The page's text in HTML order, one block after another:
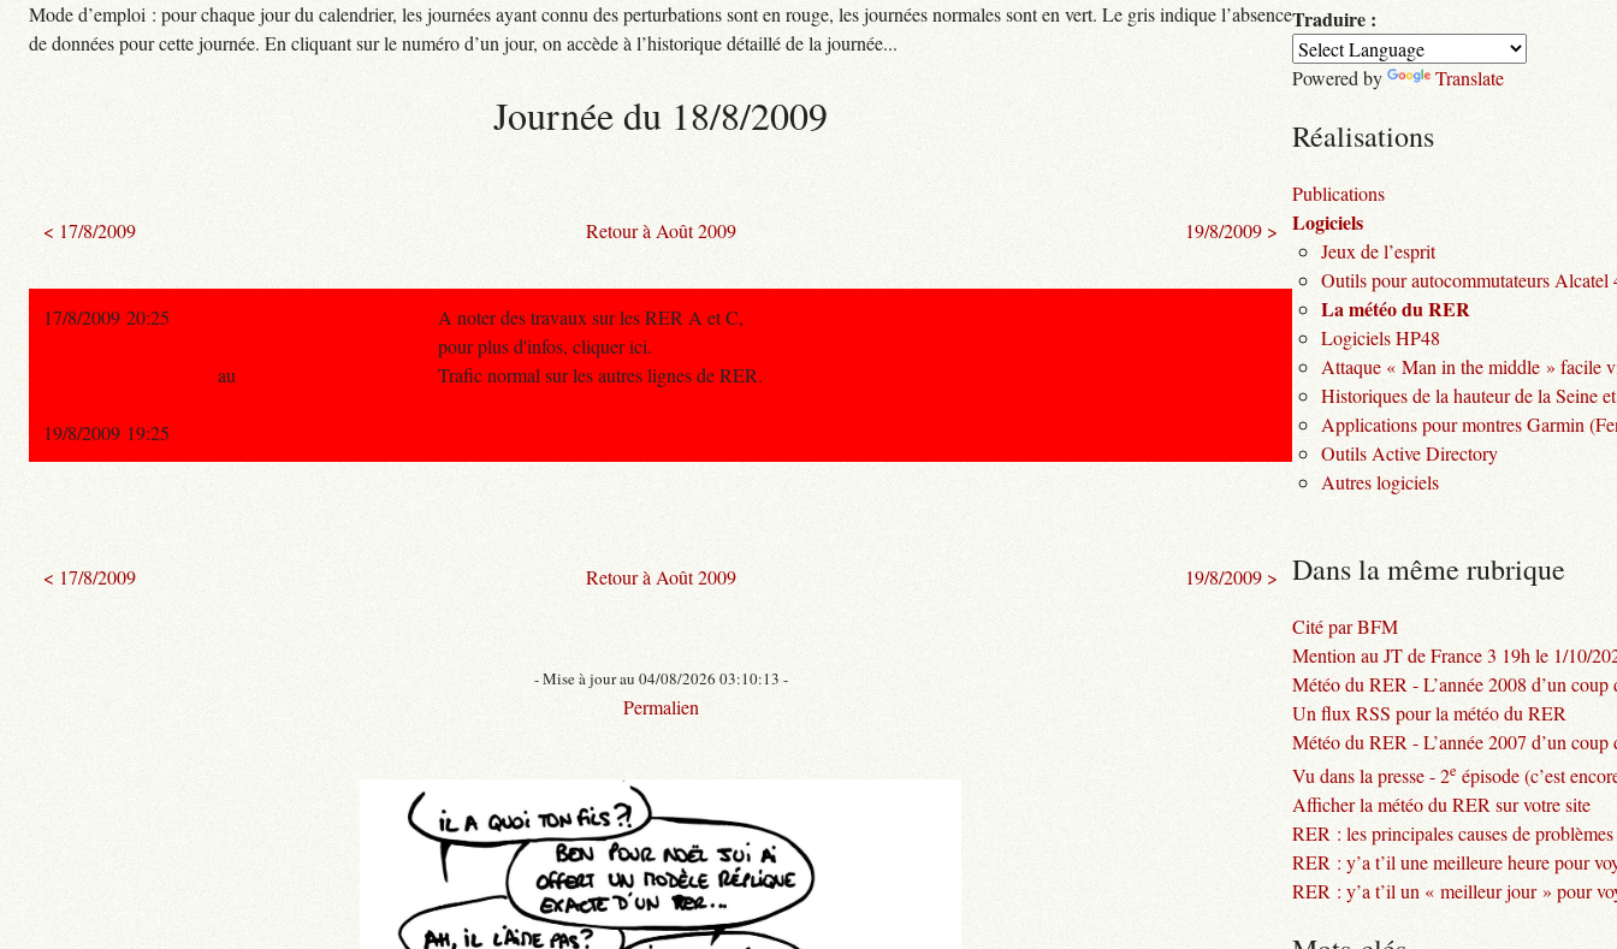
Mode d’emploi : pour chaque jour du calendrier, les journées ayant connu des perturbations sont en rouge, les journées normales sont en vert. Le gris indique l’absence
de données pour cette journée. En cliquant sur le numéro d’un jour, on accède à l’historique détaillé de la journée...
Journée du 18/8/2009
< 17/8/2009 Retour à Août 2009 19/8/2009 >
17/8/2009 20:25
A noter des travaux sur les RER A et C,
pour plus d'infos, cliquer ici.
Trafic normal sur les autres lignes de RER.
au
19/8/2009 19:25
< 17/8/2009 Retour à Août 2009 19/8/2009 >
- Mise à jour au 04/08/2026 03:10:13 -
Permalien
Traduire :
Powered by Translate
Réalisations
Publications
Logiciels
Jeux de l’esprit
Outils pour autocommutateurs Alcatel
La météo du RER
Logiciels HP48
Attaque « Man in the middle » facile
Historiques de la hauteur de la Seine
Applications pour montres Garmin
Outils Active Directory
Autres logiciels
Dans la même rubrique
Cité par BFM
Mention au JT de France 3 19h le 1/10/
Météo du RER - L’année 2008 d’un coup
Un flux RSS pour la météo du RER
Météo du RER - L’année 2007 d’un coup
Vu dans la presse - 2e épisode (c’est
Afficher la météo du RER sur votre site
RER : les principales causes de problèmes
RER : y’a t’il une meilleure heure pour
RER : y’a t’il un « meilleur jour » pour